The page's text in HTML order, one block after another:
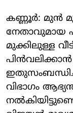
കണ്ണൂര്‍: മുന്‍
നേതാവുമായ
മുക്കിലുള്ള
വിഭാഗം